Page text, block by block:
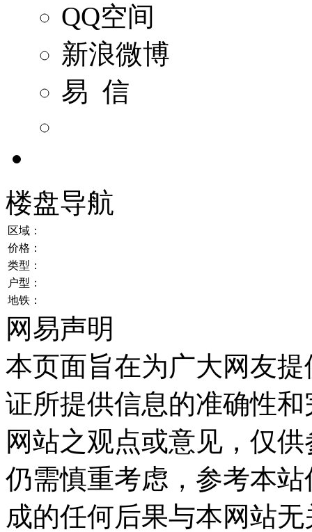
QQ空间
新浪微博
易 信
楼盘导航
区域：
价格：
类型：
户型：
地铁：
网易声明
本页面旨在为广大网友
证所提供信息的准确性
网站之观点或意见，仅
仍需慎重考虑，参考本
成的任何后果与本网站